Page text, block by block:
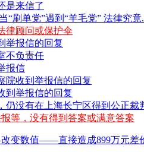
是来信了
“刷单党”遇到“羊毛党” 法律究竟
律顾问或保护伞
举报信的回复
不负责任
报信
院收到举报信的回复
到举报信的回复
仍没有在上海长宁区得到公正裁
等，没有得到答案或满意答案